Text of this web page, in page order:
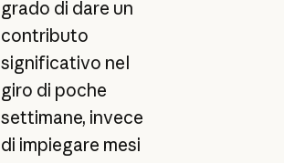
grado di dare un
contributo
significativo nel
giro di poche
settimane, invece
di impiegare mesi